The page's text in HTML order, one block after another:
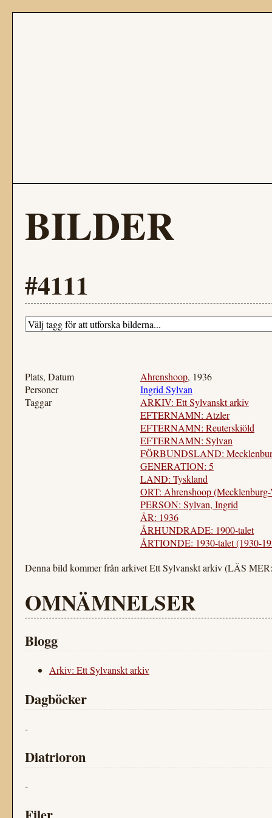
BILDER
#4111
Plats, Datum Ahrenshoop, 1936
Personer
Ingrid Sylvan
Taggar
ARKIV: Ett Sylvanskt arkiv
EFTERNAMN: Atzler
EFTERNAMN: Reuterskiöld
EFTERNAMN: Sylvan
FÖRBUNDSLAND:
GENERATION: 5
LAND: Tyskland
ORT: Ahrenshoop
PERSON: Sylvan, Ingrid
ÅR: 1936
ÅRHUNDRADE: 1900-talet
ÅRTIONDE: 1930-talet (1930-
Denna bild kommer från arkivet Ett Sylvanskt arkiv (LÄS
OMNÄMNELSER
Blogg
Arkiv: Ett Sylvanskt arkiv
Dagböcker
-
Diatrioron
-